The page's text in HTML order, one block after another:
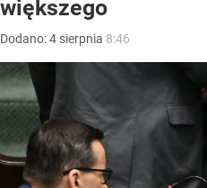
większego
Dodano:4 sierpnia 8:46